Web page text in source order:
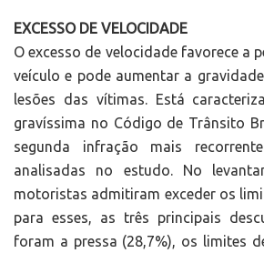
EXCESSO DE VELOCIDADE
O excesso de velocidade favorece a
veículo e pode aumentar a
lesões das vítimas. Está
gravíssima no Código de Trânsito
segunda infração mais
analisadas no estudo. No
motoristas admitiram exceder os
para esses, as três principais
foram a pressa (28,7%), os limites